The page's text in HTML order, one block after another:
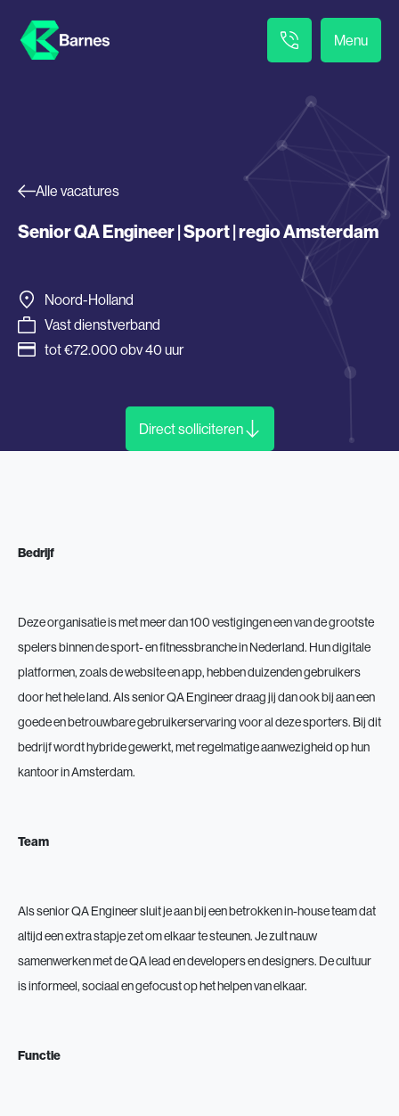
Menu
Alle vacatures
Senior QA Engineer | Sport | regio Amsterdam
Noord-Holland
Vast dienstverband
tot €72.000 obv 40 uur
Direct solliciteren
Bedrijf
Deze organisatie is met meer dan 100 vestigingen een van de grootste
spelers binnen de sport- en fitnessbranche in Nederland. Hun digitale
platformen, zoals de website en app, hebben duizenden gebruikers
door het hele land. Als senior QA Engineer draag jij dan ook bij aan een
goede en betrouwbare gebruikerservaring voor al deze sporters. Bij dit
bedrijf wordt hybride gewerkt, met regelmatige aanwezigheid op hun
kantoor in Amsterdam.
Team
Als senior QA Engineer sluit je aan bij een betrokken in-house team dat
altijd een extra stapje zet om elkaar te steunen. Je zult nauw
samenwerken met de QA lead en developers en designers. De cultuur
is informeel, sociaal en gefocust op het helpen van elkaar.
Functie